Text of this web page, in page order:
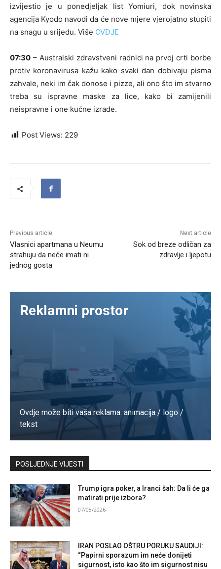
izvijestio je u ponedjeljak list Yomiuri, dok novinska
agencija Kyodo navodi da će nove mjere vjerojatno stupiti
na snagu u srijedu. Više OVDJE
07:30 – Australski zdravstveni radnici na prvoj crti borbe
protiv koronavirusa kažu kako svaki dan dobivaju pisma
zahvale, neki im čak donose i pizze, ali ono što im stvarno
treba su ispravne maske za lice, kako bi zamijenili
neispravne i one kućne izrade.
Post Views: 229
Previous article
Vlasnici apartmana u Neumu
strahuju da neće imati ni
jednog gosta
Next article
Sok od breze odličan za
zdravlje i ljepotu
Reklamni prostor
Ovdje može biti vaša reklama. animacija / logo /
tekst
Kontaktirajte nas
POSLJEDNJE VIJESTI
Trump igra poker, a Iranci šah: Da li će ga
matirati prije izbora?
07/08/2026
IRAN POSLAO OŠTRU PORUKU SAUDIJI:
“Papirni sporazum im neće donijeti
sigurnost, isto kao što im sigurnost nisu